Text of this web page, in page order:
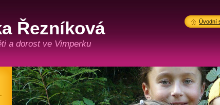
Řezníková
a dorost ve Vimperku
Úvodní